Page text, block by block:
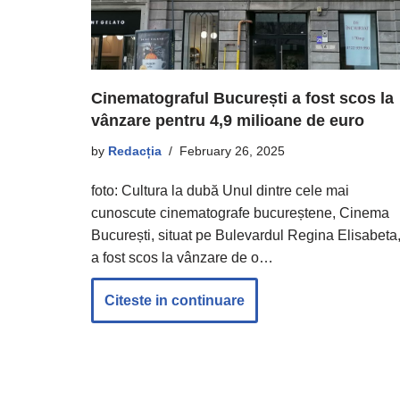
Cinematograful București a fost scos la
vânzare pentru 4,9 milioane de euro
by Redacția February 26, 2025
foto: Cultura la dubă Unul dintre cele mai
cunoscute cinematografe bucureștene, Cinema
București, situat pe Bulevardul Regina Elisabeta,
a fost scos la vânzare de o…
Citeste in continuare